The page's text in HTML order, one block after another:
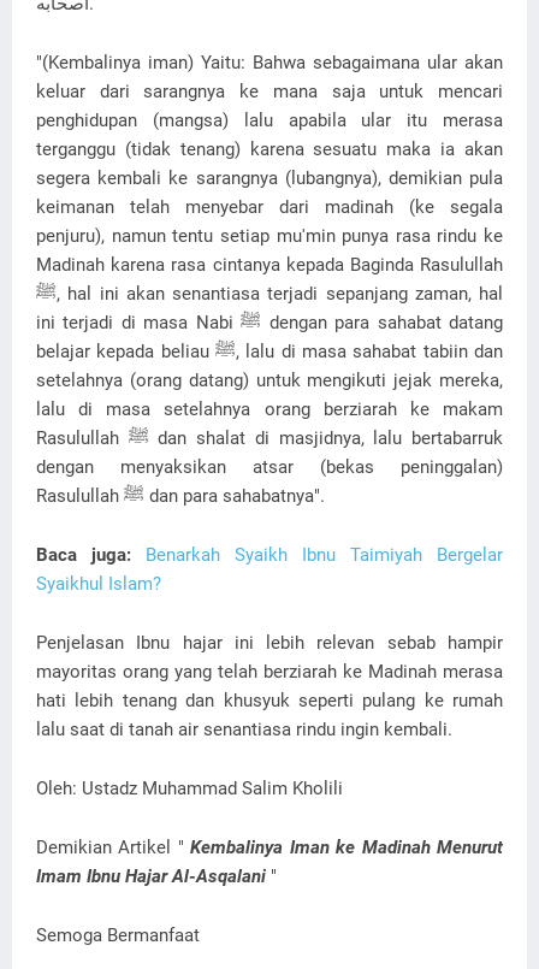
"(Kembalinya iman) Yaitu: Bahwa sebagaimana ular akan
keluar dari sarangnya ke mana saja untuk mencari
penghidupan (mangsa) lalu apabila ular itu merasa
terganggu (tidak tenang) karena sesuatu maka ia akan
segera kembali ke sarangnya (lubangnya), demikian pula
keimanan telah menyebar dari madinah (ke segala
penjuru), namun tentu setiap mu'min punya rasa rindu ke
Madinah karena rasa cintanya kepada Baginda Rasulullah
ﷺ, hal ini akan senantiasa terjadi sepanjang zaman, hal
ini terjadi di masa Nabi ﷺ dengan para sahabat datang
belajar kepada beliau ﷺ, lalu di masa sahabat tabiin dan
setelahnya (orang datang) untuk mengikuti jejak mereka,
lalu di masa setelahnya orang berziarah ke makam
Rasulullah ﷺ dan shalat di masjidnya, lalu bertabarruk
dengan menyaksikan atsar (bekas peninggalan)
Rasulullah ﷺ dan para sahabatnya".
Baca juga: Benarkah Syaikh Ibnu Taimiyah Bergelar
Syaikhul Islam?
Penjelasan Ibnu hajar ini lebih relevan sebab hampir
mayoritas orang yang telah berziarah ke Madinah merasa
hati lebih tenang dan khusyuk seperti pulang ke rumah
lalu saat di tanah air senantiasa rindu ingin kembali.
Oleh: Ustadz Muhammad Salim Kholili
Demikian Artikel "Kembalinya Iman ke Madinah Menurut
Imam Ibnu Hajar Al-Asqalani "
Semoga Bermanfaat